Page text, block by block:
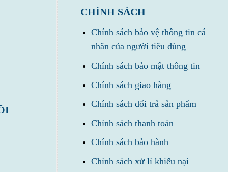
CHÍNH SÁCH
Chính sách bảo vệ thông tin cá
nhân của người tiêu dùng
Chính sách bảo mật thông tin
Chính sách giao hàng
Chính sách đổi trả sản phẩm
Chính sách thanh toán
Chính sách bảo hành
Chính sách xử lí khiếu nại